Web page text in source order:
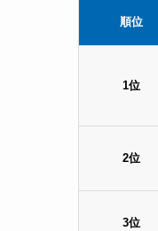
順位
1位
2位
3位